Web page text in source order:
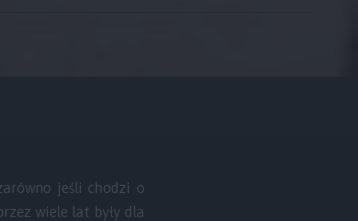
jeśli chodzi o
wiele lat były dla